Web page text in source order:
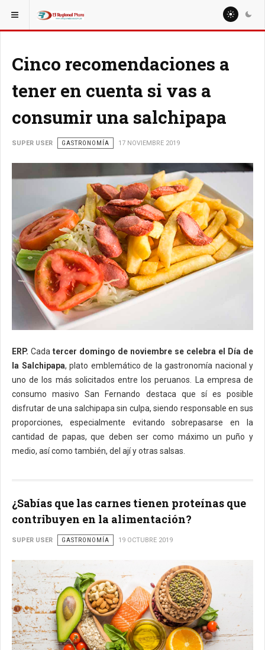
ESTÁ AQUÍ:
Cinco recomendaciones a
tener en cuenta si vas a
consumir una salchipapa
SUPER USER GASTRONOMÍA 17 NOVIEMBRE 2019
ERP. Cada tercer domingo de noviembre se celebra el Día de
la Salchipapa, plato emblemático de la gastronomía nacional y
uno de los más solicitados entre los peruanos. La empresa de
consumo masivo San Fernando destaca que sí es posible
disfrutar de una salchipapa sin culpa, siendo responsable en sus
proporciones, especialmente evitando sobrepasarse en la
cantidad de papas, que deben ser como máximo un puño y
medio, así como también, del ají y otras salsas.
¿Sabías que las carnes tienen proteínas que
contribuyen en la alimentación?
SUPER USER GASTRONOMÍA 19 OCTUBRE 2019